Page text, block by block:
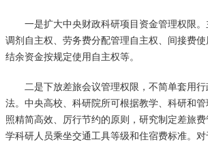
一是扩大中央财政科研项目资金管理权限
调剂自主权、劳务费分配管理自主权、间接费
结余资金按规定使用自主权等。
二是下放差旅会议管理权限，不简单套用
法。中央高校、科研院所可根据教学、科研和
照精简高效、厉行节约的原则，研究制定差旅
学科研人员乘坐交通工具等级和住宿费标准。